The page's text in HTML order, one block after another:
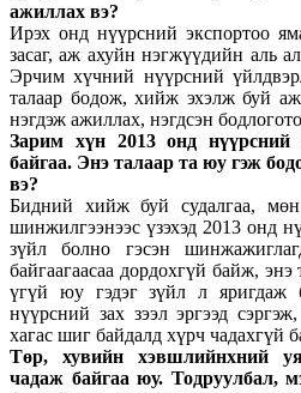
ажиллах вэ?
Ирэх онд нүүрсний экспортоо
засаг, аж ахуйн нэгжүүдийн аль
Эрчим хүчний нүүрсний
талаар бодож, хийж эхэлж буй
нэгдэж ажиллах, нэгдсэн
Зарим хүн 2013 онд нүүрсний
байгаа. Энэ талаар та юу гэж
вэ?
Бидний хийж буй судалгаа,
шинжилгээнээс үзэхэд 2013 онд
зүйл болно гэсэн
байгаагаасаа дордохгүй байж,
үгүй юу гэдэг зүйл л яригдаж
нүүрсний зах зээл эргээд
хагас шиг байдалд хүрч чадахгүй
Төр, хувийн хэвшлийнхний
чадаж байгаа юу. Тодруулбал,